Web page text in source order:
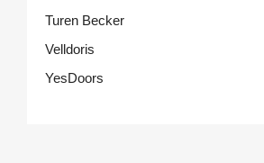
Turen Becker
Velldoris
YesDoors